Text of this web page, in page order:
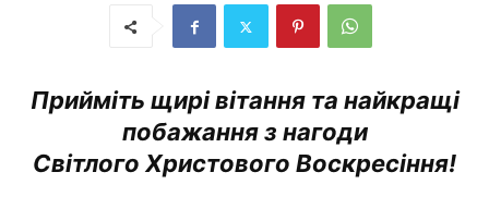
Прийміть щирі вітання та найкращі
побажання з нагоди
Cвітлого Христового Воскресіння!